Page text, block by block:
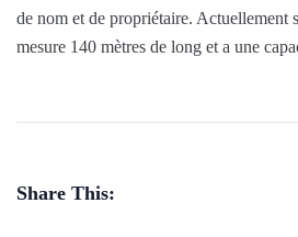
de nom et de propriétaire. Actuellement
mesure 140 mètres de long et a une
Share This: